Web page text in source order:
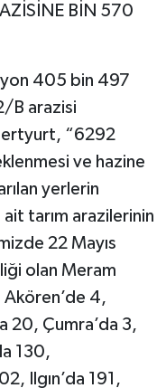
BİN 570
405 bin 497
B arazisi
“6292
ve hazine
yerlerin
tarım arazilerinin
22 Mayıs
olan Meram
Akören’de 4,
20, Çumra’da 3,
130,
Ilgın’da 191,